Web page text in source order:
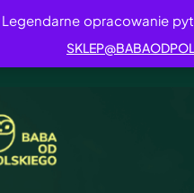
Legendarne opracowanie